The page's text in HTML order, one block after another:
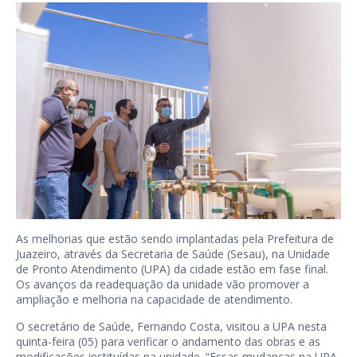
As melhorias que estão sendo implantadas pela Prefeitura de
Juazeiro, através da Secretaria de Saúde (Sesau), na Unidade
de Pronto Atendimento (UPA) da cidade estão em fase final.
Os avanços da readequação da unidade vão promover a
ampliação e melhoria na capacidade de atendimento.
O secretário de Saúde, Fernando Costa, visitou a UPA nesta
quinta-feira (05) para verificar o andamento das obras e as